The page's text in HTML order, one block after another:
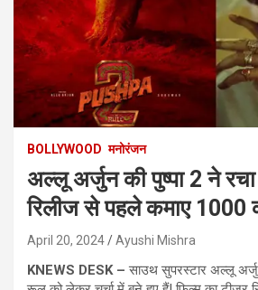
BOLLYWOOD मनोरंजन
अल्लू अर्जुन की पुष्पा 2 ने रचा
रिलीज से पहले कमाए 1000
April 20, 2024 Ayushi Mishra
KNEWS DESK –साउथ सुपरस्टार अल्लू